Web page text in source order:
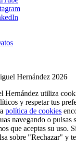
Hernández 2026
Hernández utiliza
y respetar tus
política de cookies
navegando o pulsas
que aceptas su uso.
sobre "Rechazar" y